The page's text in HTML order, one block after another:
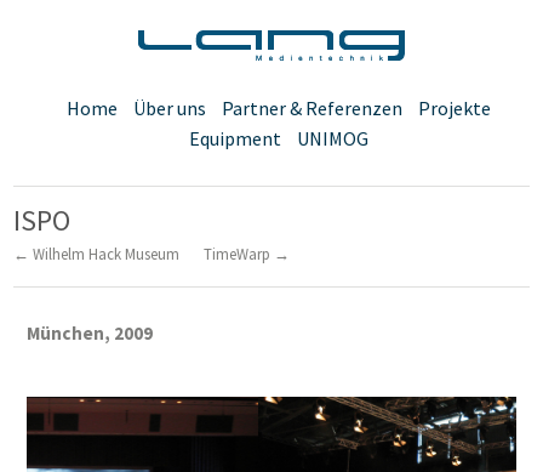
Home Über uns Partner & Referenzen
Projekte
Equipment
UNIMOG
ISPO
← Wilhelm Hack Museum TimeWarp →
München, 2009